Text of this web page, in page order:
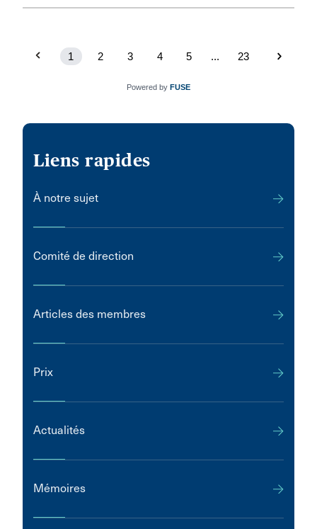
1 2 3 4 5 ... 23
Powered by FUSE
Liens rapides
À notre sujet
Comité de direction
Articles des membres
Prix
Actualités
Mémoires